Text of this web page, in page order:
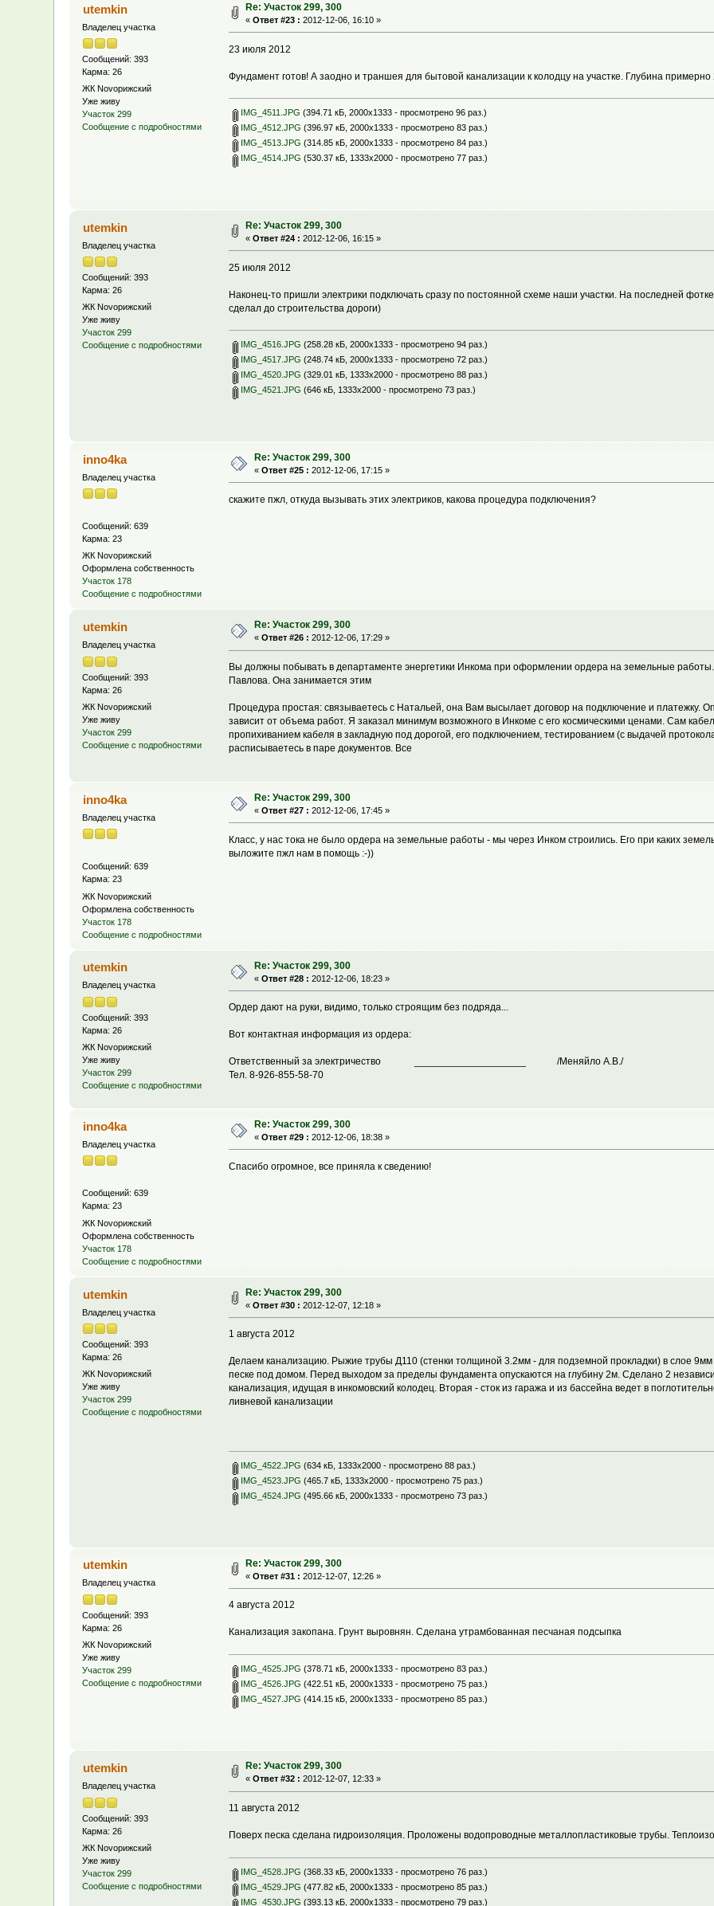
utemkin
Владелец участка
Сообщений: 393
Карма: 26
ЖК Novoрижский
Уже живу
Участок 299
Сообщение с подробностями
Re: Участок 299, 300
«Ответ #23 : 2012-12-06, 16:10 »
23 июля 2012
Фундамент готов! А заодно и траншея для бытовой канализации к колодцу на участке. Глубина примерно
IMG_4511.JPG (394.71 кБ, 2000x1333 - просмотрено 96 раз.)
IMG_4512.JPG (396.97 кБ, 2000x1333 - просмотрено 83 раз.)
IMG_4513.JPG (314.85 кБ, 2000x1333 - просмотрено 84 раз.)
IMG_4514.JPG (530.37 кБ, 1333x2000 - просмотрено 77 раз.)
utemkin
Владелец участка
Сообщений: 393
Карма: 26
ЖК Novoрижский
Уже живу
Участок 299
Сообщение с подробностями
Re: Участок 299, 300
«Ответ #24 : 2012-12-06, 16:15 »
25 июля 2012
Наконец-то пришли электрики подключать сразу по постоянной схеме наши участки. На последней
сделал до строительства дороги)
IMG_4516.JPG (258.28 кБ, 2000x1333 - просмотрено 94 раз.)
IMG_4517.JPG (248.74 кБ, 2000x1333 - просмотрено 72 раз.)
IMG_4520.JPG (329.01 кБ, 1333x2000 - просмотрено 88 раз.)
IMG_4521.JPG (646 кБ, 1333x2000 - просмотрено 73 раз.)
inno4ka
Владелец участка
Сообщений: 639
Карма: 23
ЖК Novoрижский
Оформлена собственность
Участок 178
Сообщение с подробностями
Re: Участок 299, 300
«Ответ #25 : 2012-12-06, 17:15 »
скажите пжл, откуда вызывать этих электриков, какова процедура подключения?
utemkin
Владелец участка
Сообщений: 393
Карма: 26
ЖК Novoрижский
Уже живу
Участок 299
Сообщение с подробностями
Re: Участок 299, 300
«Ответ #26 : 2012-12-06, 17:29 »
Вы должны побывать в департаменте энергетики Инкома при оформлении ордера на земельные
Павлова. Она занимается этим
Процедура простая: связываетесь с Натальей, она Вам высылает договор на подключение и платежку.
зависит от объема работ. Я заказал минимум возможного в Инкоме с его космическими ценами. Сам
пропихиванием кабеля в закладную под дорогой, его подключением, тестированием (с выдачей
расписываетесь в паре документов. Все
inno4ka
Владелец участка
Сообщений: 639
Карма: 23
ЖК Novoрижский
Оформлена собственность
Участок 178
Сообщение с подробностями
Re: Участок 299, 300
«Ответ #27 : 2012-12-06, 17:45 »
Класс, у нас тока не было ордера на земельные работы - мы через Инком строились. Его при каких
выложите пжл нам в помощь :-))
utemkin
Владелец участка
Сообщений: 393
Карма: 26
ЖК Novoрижский
Уже живу
Участок 299
Сообщение с подробностями
Re: Участок 299, 300
«Ответ #28 : 2012-12-06, 18:23 »
Ордер дают на руки, видимо, только строящим без подряда...
Вот контактная информация из ордера:
Ответственный за электричество ____________________ /Меняйло А.В./
Тел. 8-926-855-58-70
inno4ka
Владелец участка
Сообщений: 639
Карма: 23
ЖК Novoрижский
Оформлена собственность
Участок 178
Сообщение с подробностями
Re: Участок 299, 300
«Ответ #29 : 2012-12-06, 18:38 »
Спасибо огромное, все приняла к сведению!
utemkin
Владелец участка
Сообщений: 393
Карма: 26
ЖК Novoрижский
Уже живу
Участок 299
Сообщение с подробностями
Re: Участок 299, 300
«Ответ #30 : 2012-12-07, 12:18 »
1 августа 2012
Делаем канализацию. Рыжие трубы Д110 (стенки толщиной 3.2мм - для подземной прокладки) в слое
песке под домом. Перед выходом за пределы фундамента опускаются на глубину 2м. Сделано 2
канализация, идущая в инкомовский колодец. Вторая - сток из гаража и из бассейна ведет в
ливневой канализации
IMG_4522.JPG (634 кБ, 1333x2000 - просмотрено 88 раз.)
IMG_4523.JPG (465.7 кБ, 1333x2000 - просмотрено 75 раз.)
IMG_4524.JPG (495.66 кБ, 2000x1333 - просмотрено 73 раз.)
utemkin
Владелец участка
Сообщений: 393
Карма: 26
ЖК Novoрижский
Уже живу
Участок 299
Сообщение с подробностями
Re: Участок 299, 300
«Ответ #31 : 2012-12-07, 12:26 »
4 августа 2012
Канализация закопана. Грунт выровнян. Сделана утрамбованная песчаная подсыпка
IMG_4525.JPG (378.71 кБ, 2000x1333 - просмотрено 83 раз.)
IMG_4526.JPG (422.51 кБ, 2000x1333 - просмотрено 75 раз.)
IMG_4527.JPG (414.15 кБ, 2000x1333 - просмотрено 85 раз.)
utemkin
Владелец участка
Сообщений: 393
Карма: 26
ЖК Novoрижский
Уже живу
Участок 299
Сообщение с подробностями
Re: Участок 299, 300
«Ответ #32 : 2012-12-07, 12:33 »
11 августа 2012
Поверх песка сделана гидроизоляция. Проложены водопроводные металлопластиковые трубы.
IMG_4528.JPG (368.33 кБ, 2000x1333 - просмотрено 76 раз.)
IMG_4529.JPG (477.82 кБ, 2000x1333 - просмотрено 85 раз.)
IMG_4530.JPG (393.13 кБ, 2000x1333 - просмотрено 79 раз.)